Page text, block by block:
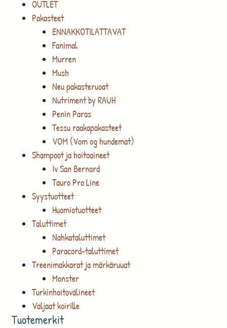
OUTLET
Pakasteet
ENNAKKOTILATTAVAT
Fanimal
Murren
Mush
Neu pakasteruoat
Nutriment by RAUH
Penin Paras
Tessu raakapakasteet
VOM (Vom og hundemat)
Shampoot ja hoitoaineet
Iv San Bernard
Tauro Pro Line
Syystuotteet
Huomiotuotteet
Taluttimet
Nahkataluttimet
Paracord-taluttimet
Treenimakkarat ja märkäruuat
Monster
Turkinhoitovälineet
Valjaat koirille
Tuotemerkit